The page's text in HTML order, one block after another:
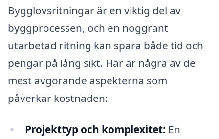
Bygglovsritningar är en viktig del av
byggprocessen, och en noggrant
utarbetad ritning kan spara både tid och
pengar på lång sikt. Här är några av de
mest avgörande aspekterna som
påverkar kostnaden:
Projekttyp och komplexitet: En